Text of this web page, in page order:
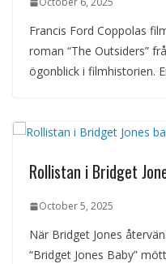
Francis Ford Coppolas
roman “The Outsiders”
ögonblick i filmhistorien.
Rollistan i Bridget
October 5, 2025
När Bridget Jones
“Bridget Jones Baby”